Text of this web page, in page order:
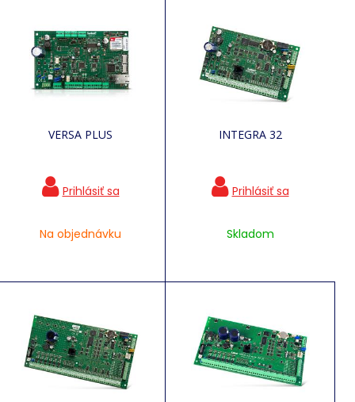
VERSA PLUS
Na objednávku
INTEGRA 32
Skladom